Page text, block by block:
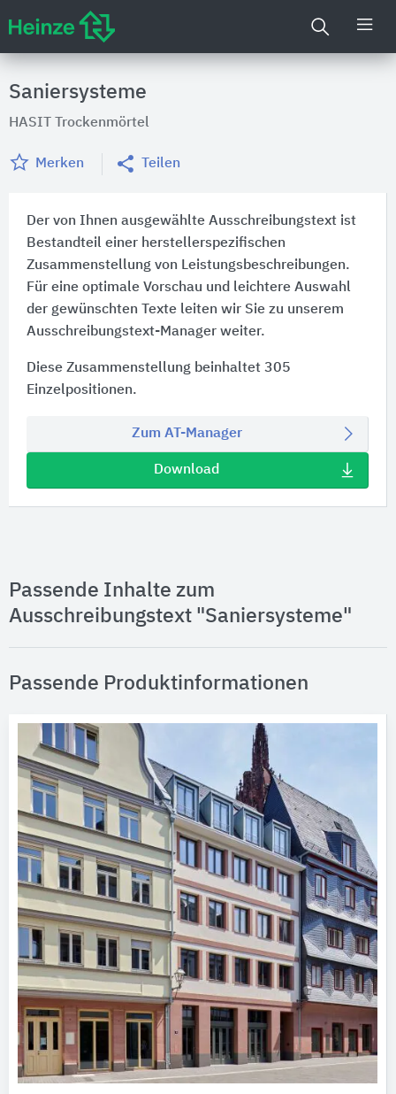
Saniersysteme
HASIT Trockenmörtel
Merken Teilen
Der von Ihnen ausgewählte Ausschreibungstext ist
Bestandteil einer herstellerspezifischen
Zusammenstellung von Leistungsbeschreibungen.
Für eine optimale Vorschau und leichtere Auswahl
der gewünschten Texte leiten wir Sie zu unserem
Ausschreibungstext-Manager weiter.
Diese Zusammenstellung beinhaltet 305
Einzelpositionen.
Zum AT-Manager
Download
Passende Inhalte zum
Ausschreibungstext "Saniersysteme"
Passende Produktinformationen